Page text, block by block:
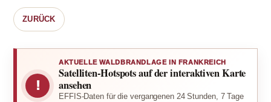
ZURÜCK
!
AKTUELLE WALDBRANDLAGE IN FRANKREICH
Satelliten-Hotspots auf der interaktiven Karte
ansehen
EFFIS-Daten für die vergangenen 24 Stunden, 7 Tage